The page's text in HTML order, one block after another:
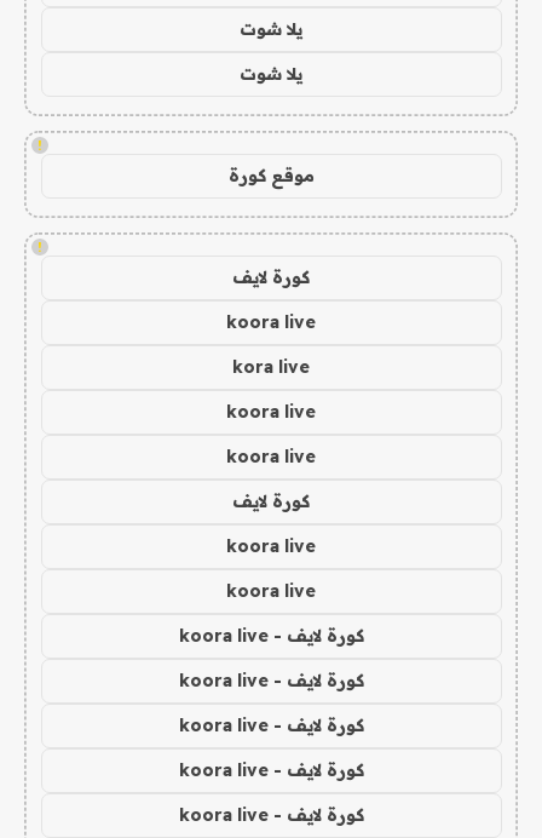
يلا شوت
يلا شوت
!
موقع كورة
!
كورة لايف
koora live
kora live
koora live
koora live
كورة لايف
koora live
koora live
كورة لايف - koora live
كورة لايف - koora live
كورة لايف - koora live
كورة لايف - koora live
كورة لايف - koora live